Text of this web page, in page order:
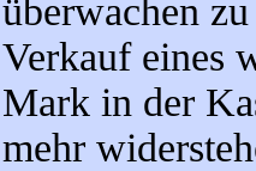
überwachen
Verkauf eines
Mark in der
mehr